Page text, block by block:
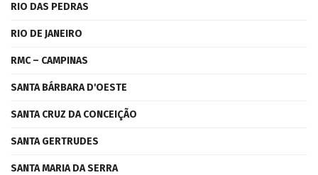
RIO DAS PEDRAS
RIO DE JANEIRO
RMC – CAMPINAS
SANTA BÁRBARA D'OESTE
SANTA CRUZ DA CONCEIÇÃO
SANTA GERTRUDES
SANTA MARIA DA SERRA